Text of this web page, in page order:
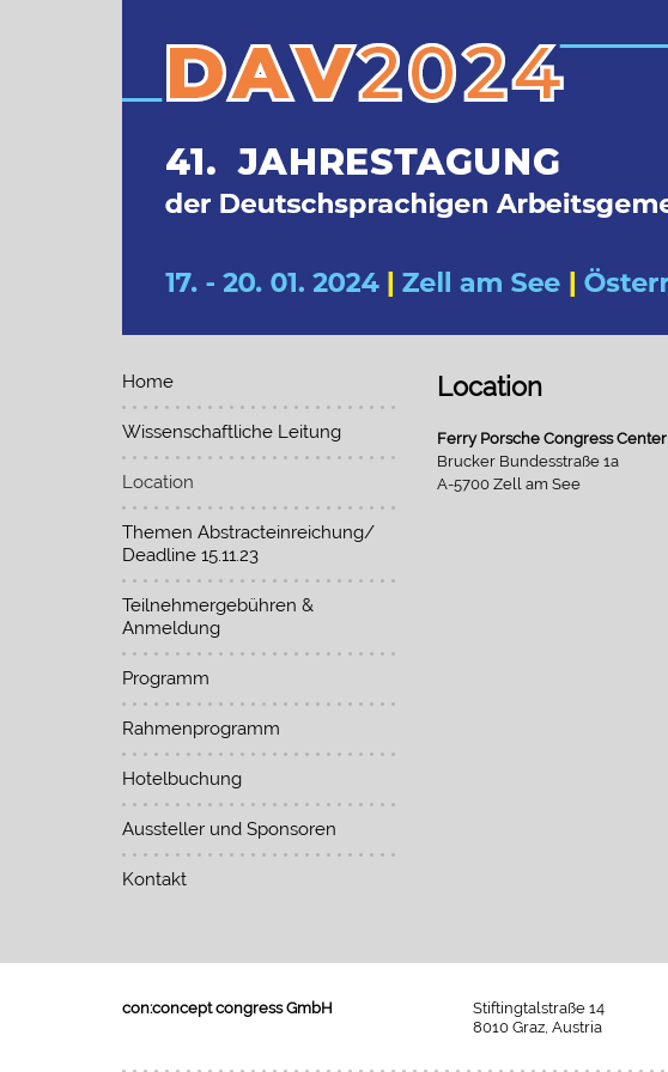
Home
Wissenschaftliche Leitung
Location
Themen Abstracteinreichung/
Deadline 15.11.23
Teilnehmergebühren &
Anmeldung
Programm
Rahmenprogramm
Hotelbuchung
Aussteller und Sponsoren
Kontakt
Location
Ferry Porsche Congress Center
Brucker Bundesstraße 1a
A-5700 Zell am See
con:concept congress GmbH
Stiftingtalstraße 14
8010 Graz, Austria